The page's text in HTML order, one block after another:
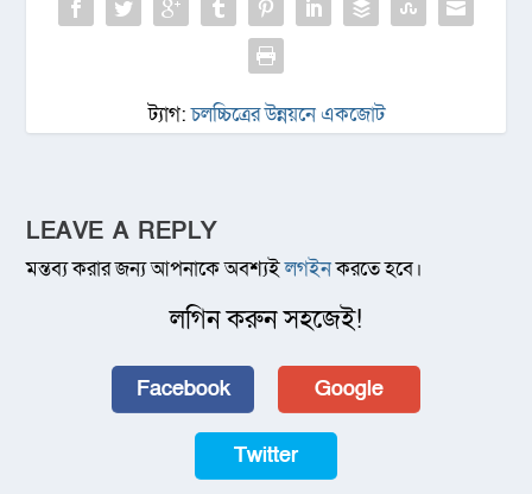
ট্যাগ:চলচ্চিত্রের উন্নয়নে একজোট
LEAVE A REPLY
মন্তব্য করার জন্য আপনাকে অবশ্যইলগইনকরতে হবে।
লগিন করুন সহজেই!
Facebook Google
Twitter